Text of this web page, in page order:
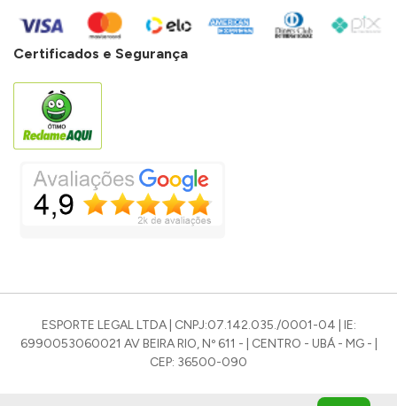
Certificados e Segurança
ESPORTE LEGAL LTDA | CNPJ:07.142.035./0001-04 | IE:
6990053060021 AV BEIRA RIO, Nº 611 - | CENTRO - UBÁ - MG - |
CEP: 36500-090